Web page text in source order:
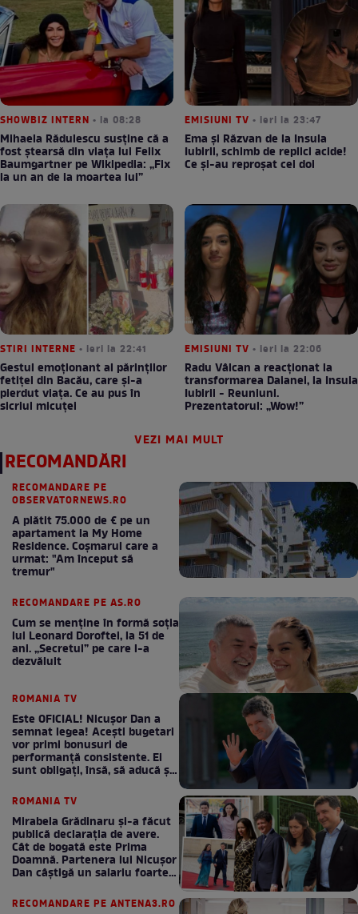
SHOWBIZ INTERN • la 08:28
Mihaela Rădulescu susține că a
fost ștearsă din viața lui Felix
Baumgartner pe Wikipedia: „Fix
la un an de la moartea lui”
EMISIUNI TV • ieri la 23:47
Ema și Răzvan de la Insula
Iubirii, schimb de replici acide!
Ce și-au reproșat cei doi
STIRI INTERNE • ieri la 22:41
Gestul emoționant al părinților
fetiței din Bacău, care și-a
pierdut viața. Ce au pus în
sicriul micuței
EMISIUNI TV • ieri la 22:06
Radu Vâlcan a reacționat la
transformarea Daianei, la Insula
Iubirii - Reuniuni.
Prezentatorul: „Wow!”
VEZI MAI MULT
RECOMANDĂRI
RECOMANDARE PE
OBSERVATORNEWS.RO
A plătit 75.000 de € pe un
apartament la My Home
Residence. Coşmarul care a
urmat: "Am început să
tremur"
RECOMANDARE PE AS.RO
Cum se menţine în formă soţia
lui Leonard Doroftei, la 51 de
ani. „Secretul” pe care l-a
dezvăluit
ROMANIA TV
Este OFICIAL! Nicușor Dan a
semnat legea! Acești bugetari
vor primi bonusuri de
performanță consistente. Ei
sunt obligați, însă, să aducă și
ROMANIA TV
Mirabela Grădinaru și-a făcut
publică declarația de avere.
Cât de bogată este Prima
Doamnă. Partenera lui Nicușor
Dan câștigă un salariu foarte
RECOMANDARE PE ANTENA3.RO